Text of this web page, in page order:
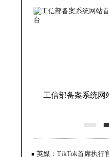
工信部备案系统网
英媒：TikTok首席执行